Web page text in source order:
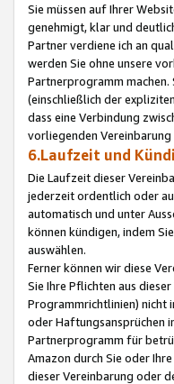
Sie müssen auf Ihrer
genehmigt, klar und
Partner verdiene ich an
werden Sie ohne unsere
Partnerprogramm machen.
(einschließlich der
dass eine Verbindung
vorliegenden
6.Laufzeit und
Die Laufzeit dieser
jederzeit ordentlich oder
automatisch und unter
können kündigen, indem
auswählen.
Ferner können wir diese
Sie Ihre Pflichten aus
Programmrichtlinien) nicht
oder Haftungsansprüchen
Partnerprogramm für
Amazon durch Sie oder
dieser Vereinbarung oder